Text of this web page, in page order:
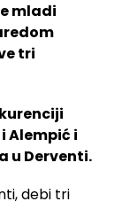
mladi
tri
Alempić i
u Derventi.